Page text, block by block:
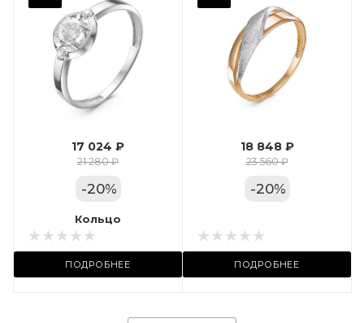
17 024 ₽
21 280 ₽
-20%
Кольцо
ПОДРОБНЕЕ
Вес драгметалла
Марка (бренд)
Дельта
Фианит
Цвет золота
КРАС
Местоположение:
ул. Пушкинская, 11А
18 848 ₽
23 560 ₽
-20%
ПОДРОБНЕЕ